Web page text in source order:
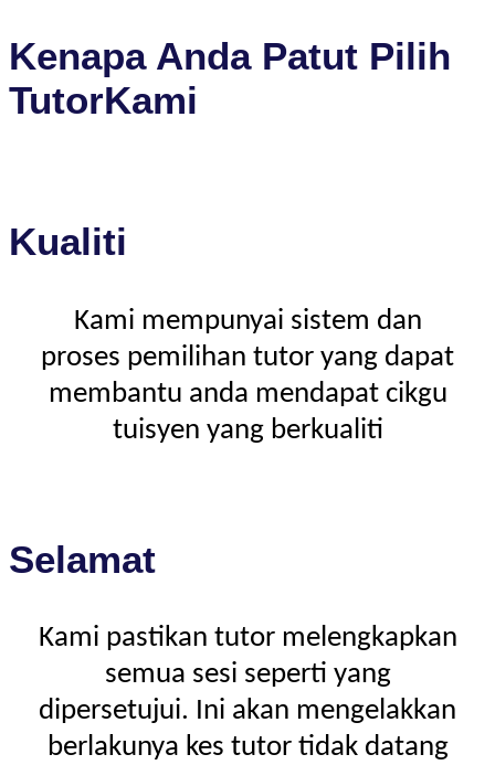
Kenapa Anda Patut Pilih
TutorKami
Kualiti
Kami mempunyai sistem dan
proses pemilihan tutor yang dapat
membantu anda mendapat cikgu
tuisyen yang berkualiti
Selamat
Kami pastikan tutor melengkapkan
semua sesi seperti yang
dipersetujui. Ini akan mengelakkan
berlakunya kes tutor tidak datang